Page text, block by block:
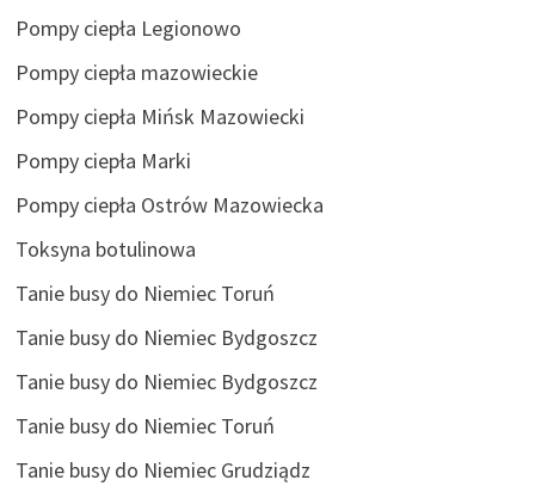
Pompy ciepła Legionowo
Pompy ciepła mazowieckie
Pompy ciepła Mińsk Mazowiecki
Pompy ciepła Marki
Pompy ciepła Ostrów Mazowiecka
Toksyna botulinowa
Tanie busy do Niemiec Toruń
Tanie busy do Niemiec Bydgoszcz
Tanie busy do Niemiec Bydgoszcz
Tanie busy do Niemiec Toruń
Tanie busy do Niemiec Grudziądz